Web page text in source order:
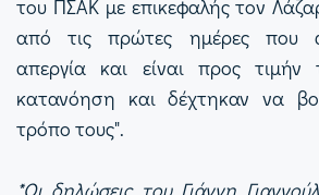
του ΠΣΑΚ με επικεφαλής τον
από τις πρώτες ημέρες που
απεργία και είναι προς τιμήν
κατανόηση και δέχτηκαν να
τρόπο τους".